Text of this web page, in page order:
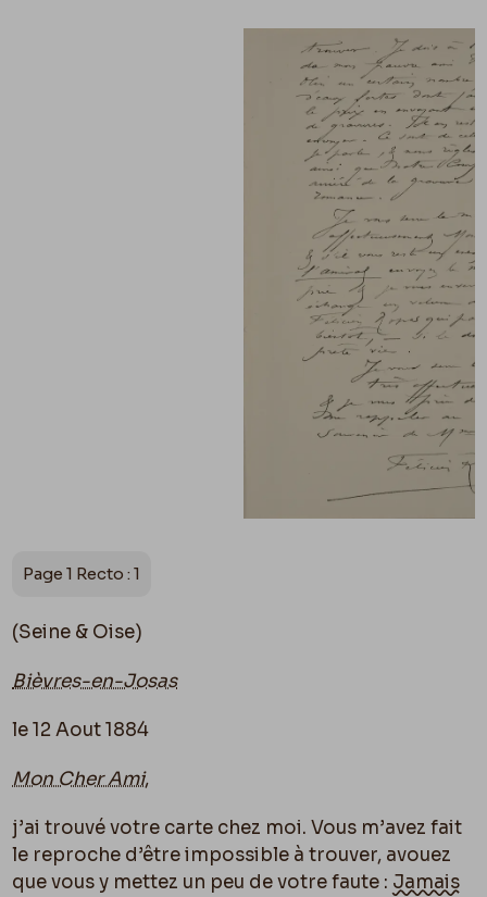
Belgique, Bruxelles, Archives et Musée de la
Page 1 Recto : 1
(Seine & Oise)
Bièvres-en-Josas
le 12 Aout 1884
Mon Cher Ami,
j’ai trouvé votre carte chez moi. Vous m’avez fait
le reproche d’être impossible à trouver, avouez
que vous y mettez un peu de votre faute : Jamais